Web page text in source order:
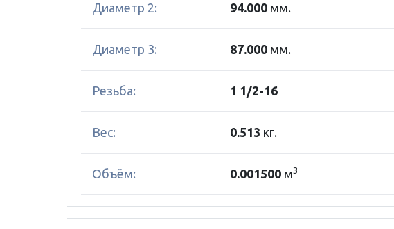
Диаметр 2: 94.000 мм.
Диаметр 3: 87.000 мм.
Резьба: 1 1/2-16
Вес: 0.513 кг.
Объём: 0.001500 м3